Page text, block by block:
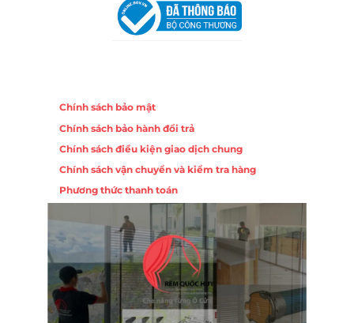
Chính sách bảo mật
Chính sách bảo hành đổi trả
Chính sách điều kiện giao dịch chung
Chính sách vận chuyển và kiểm tra hàng
Phương thức thanh toán